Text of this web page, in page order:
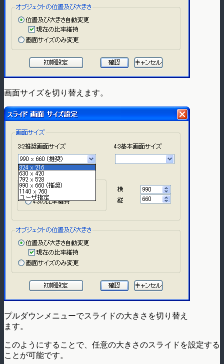
画面サイズを切り替えます。
プルダウンメニューでスライドの大きさを切り替え
ます。
このようにすることで、任意の大きさのスライドを設定する
ことが可能です。